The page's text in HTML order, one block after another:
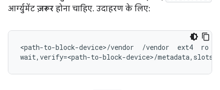
आर्ग्युमेंट ज़रूर होना चाहिए. उदाहरण के लिए:
<path-to-block-device>/vendor  /vendor  ext4  ro